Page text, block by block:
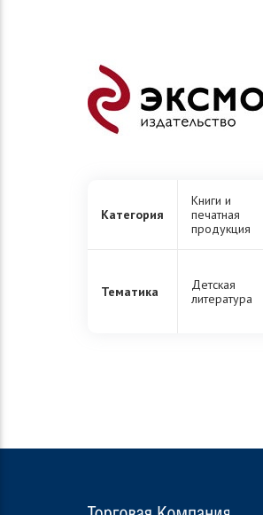
Категория
Книги и
печатная
продукция
Тематика
Детская
литература